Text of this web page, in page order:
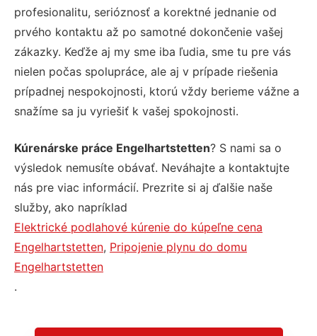
profesionalitu, serióznosť a korektné jednanie od
prvého kontaktu až po samotné dokončenie vašej
zákazky. Keďže aj my sme iba ľudia, sme tu pre vás
nielen počas spolupráce, ale aj v prípade riešenia
prípadnej nespokojnosti, ktorú vždy berieme vážne a
snažíme sa ju vyriešiť k vašej spokojnosti.
Kúrenárske práce Engelhartstetten? S nami sa o
výsledok nemusíte obávať. Neváhajte a kontaktujte
nás pre viac informácií. Prezrite si aj ďalšie naše
služby, ako napríklad
Elektrické podlahové kúrenie do kúpeľne cena
Engelhartstetten, Pripojenie plynu do domu
Engelhartstetten
.